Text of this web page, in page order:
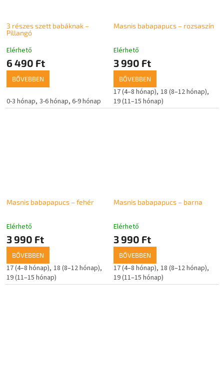
3 részes szett babáknak –
Pillangó
Elérhető
6 490 Ft
BŐVEBBEN
0-3 hónap 3-6 hónap 6-9 hónap
Masnis babapapucs – rozsaszín
Elérhető
3 990 Ft
BŐVEBBEN
17 (4–8 hónap) 18 (8–12 hónap)
19 (11–15 hónap)
Masnis babapapucs – fehér
Elérhető
3 990 Ft
BŐVEBBEN
17 (4–8 hónap) 18 (8–12 hónap)
19 (11–15 hónap)
Masnis babapapucs – barna
Elérhető
3 990 Ft
BŐVEBBEN
17 (4–8 hónap) 18 (8–12 hónap)
19 (11–15 hónap)